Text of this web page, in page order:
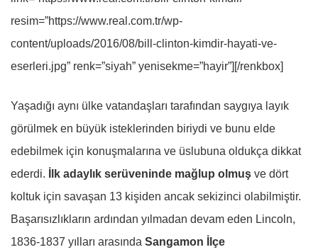
resim=”https://www.real.com.tr/wp-
content/uploads/2016/08/bill-clinton-kimdir-hayati-ve-
eserleri.jpg” renk=”siyah” yenisekme=”hayir”][/renkbox]
Yaşadığı aynı ülke vatandaşları tarafından saygıya layık
görülmek en büyük isteklerinden biriydi ve bunu elde
edebilmek için konuşmalarına ve üslubuna oldukça dikkat
ederdi.
İlk adaylık serüveninde mağlup olmuş ve dört
koltuk için savaşan 13 kişiden ancak sekizinci olabilmiştir.
Başarısızlıkların ardından yılmadan devam eden Lincoln,
1836-1837 yılları arasında Sangamon İlçe